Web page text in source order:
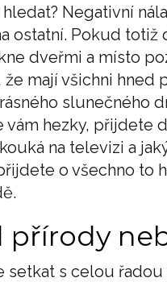
Negativní
ostatní. Pokud totiž
dveřmi a místo
mají všichni hned
slunečného
hezky, přijdete
na televizi a
o všechno to
přírody
setkat s celou